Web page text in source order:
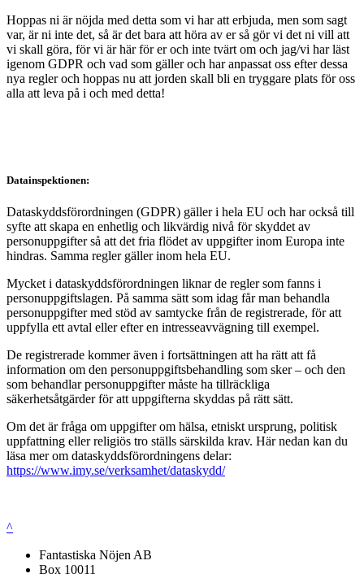
Hoppas ni är nöjda med detta som vi har att erbjuda, men som sagt
var, är ni inte det, så är det bara att höra av er så gör vi det ni vill att
vi skall göra, för vi är här för er och inte tvärt om och jag/vi har läst
igenom GDPR och vad som gäller och har anpassat oss efter dessa
nya regler och hoppas nu att jorden skall bli en tryggare plats för oss
alla att leva på i och med detta!
Datainspektionen:
Dataskyddsförordningen (GDPR) gäller i hela EU och har också till
syfte att skapa en enhetlig och likvärdig nivå för skyddet av
personuppgifter så att det fria flödet av uppgifter inom Europa inte
hindras. Samma regler gäller inom hela EU.
Mycket i dataskyddsförordningen liknar de regler som fanns i
personuppgiftslagen. På samma sätt som idag får man behandla
personuppgifter med stöd av samtycke från de registrerade, för att
uppfylla ett avtal eller efter en intresseavvägning till exempel.
De registrerade kommer även i fortsättningen att ha rätt att få
information om den personuppgiftsbehandling som sker – och den
som behandlar personuppgifter måste ha tillräckliga
säkerhetsåtgärder för att uppgifterna skyddas på rätt sätt.
Om det är fråga om uppgifter om hälsa, etniskt ursprung, politisk
uppfattning eller religiös tro ställs särskilda krav. Här nedan kan du
läsa mer om dataskyddsförordningens delar:
https://www.imy.se/verksamhet/dataskydd/
^
Fantastiska Nöjen AB
Box 10011